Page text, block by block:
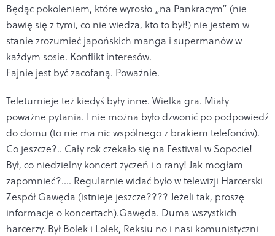
Będąc pokoleniem, które wyrosło „na Pankracym” (nie
bawię się z tymi, co nie wiedza, kto to był!) nie jestem w
stanie zrozumieć japońskich manga i supermanów w
każdym sosie. Konflikt interesów.
Fajnie jest być zacofaną. Poważnie.
Teleturnieje też kiedyś były inne. Wielka gra. Miały
poważne pytania. I nie można było dzwonić po podpowiedź
do domu (to nie ma nic wspólnego z brakiem telefonów).
Co jeszcze?.. Cały rok czekało się na Festiwal w Sopocie!
Był, co niedzielny koncert życzeń i o rany! Jak mogłam
zapomnieć?.... Regularnie widać było w telewizji Harcerski
Zespół Gawęda (istnieje jeszcze???? Jeżeli tak, proszę
informacje o koncertach).Gawęda. Duma wszystkich
harcerzy. Był Bolek i Lolek, Reksiu no i nasi komunistyczni